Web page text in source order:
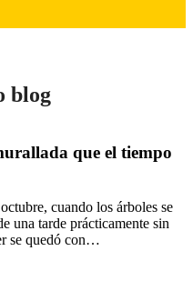
blog
que el tiempo
cuando los árboles se
una tarde prácticamente sin
se quedó con…